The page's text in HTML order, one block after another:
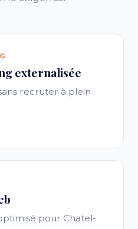
externalisée
recruter à plein
pour Chatel-